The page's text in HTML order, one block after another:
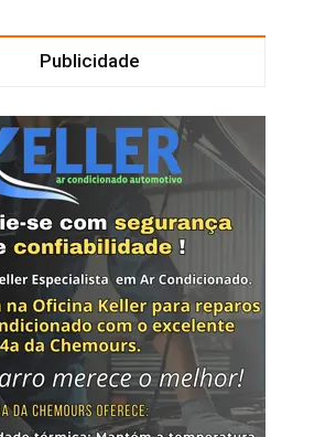
Publicidade